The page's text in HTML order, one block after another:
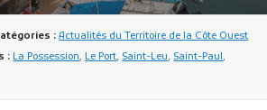
: Actualités du Territoire de la Côte Ouest
: La Possession,Le Port, Saint-Leu, Saint-Paul,